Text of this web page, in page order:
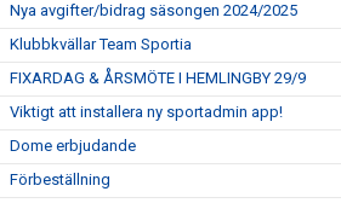
Nya avgifter/bidrag säsongen 2024/2025
Klubbkvällar Team Sportia
FIXARDAG & ÅRSMÖTE I HEMLINGBY 29/9
Viktigt att installera ny sportadmin app!
Dome erbjudande
Förbeställning